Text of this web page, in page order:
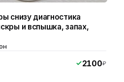
снизу диагностика
и вспышка, запах,
2100₽